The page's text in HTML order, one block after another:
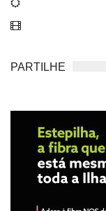
PARTILHE